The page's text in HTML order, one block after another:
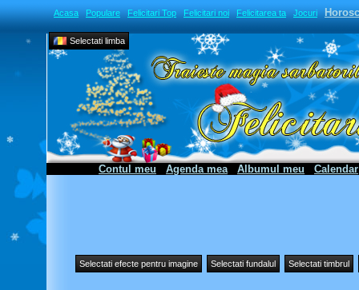
Acasa Populare Felicitari Top Felicitari noi Felicitarea ta Jocuri
Selectati limba
Contul meu Agenda mea Albumul meu Calendar
Selectati efecte pentru imagine Selectati fundalul Selectati timbrul